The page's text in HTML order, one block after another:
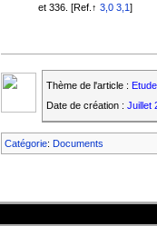
et 336. [Ref.↑ 3,0 3,1]
Thème de l'article :
Date de création : Juillet
Catégorie:Documents